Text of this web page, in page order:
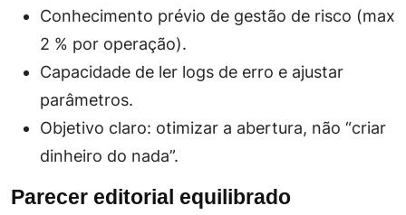
Conhecimento prévio de gestão de risco (max
2 % por operação).
Capacidade de ler logs de erro e ajustar
parâmetros.
Objetivo claro: otimizar a abertura, não “criar
dinheiro do nada”.
Parecer editorial equilibrado